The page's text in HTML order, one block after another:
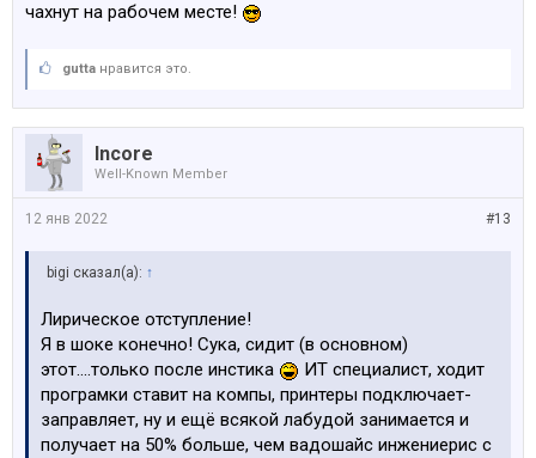
чахнут на рабочем месте!
gutta нравится это.
Incore
Well-Known Member
#13
12 янв 2022
bigi сказал(а): ↑
Лирическое отступление!
Я в шоке конечно! Сука, сидит (в основном)
этот....только после инстика
ИТ специалист, ходит
програмки ставит на компы, принтеры подключает-
заправляет, ну и ещё всякой лабудой занимается и
получает на 50% больше, чем вадошайс инжениерис с